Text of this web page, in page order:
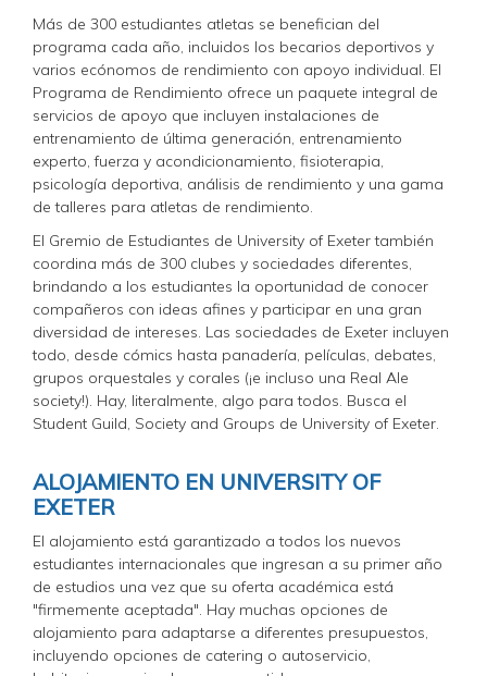
Más de 300 estudiantes atletas se benefician del
programa cada año, incluidos los becarios deportivos y
varios ecónomos de rendimiento con apoyo individual. El
Programa de Rendimiento ofrece un paquete integral de
servicios de apoyo que incluyen instalaciones de
entrenamiento de última generación, entrenamiento
experto, fuerza y acondicionamiento, fisioterapia,
psicología deportiva, análisis de rendimiento y una gama
de talleres para atletas de rendimiento.
El Gremio de Estudiantes de University of Exeter también
coordina más de 300 clubes y sociedades diferentes,
brindando a los estudiantes la oportunidad de conocer
compañeros con ideas afines y participar en una gran
diversidad de intereses. Las sociedades de Exeter incluyen
todo, desde cómics hasta panadería, películas, debates,
grupos orquestales y corales (¡e incluso una Real Ale
society!). Hay, literalmente, algo para todos. Busca el
Student Guild, Society and Groups de University of Exeter.
ALOJAMIENTO EN UNIVERSITY OF
EXETER
El alojamiento está garantizado a todos los nuevos
estudiantes internacionales que ingresan a su primer año
de estudios una vez que su oferta académica está
"firmemente aceptada". Hay muchas opciones de
alojamiento para adaptarse a diferentes presupuestos,
incluyendo opciones de catering o autoservicio,